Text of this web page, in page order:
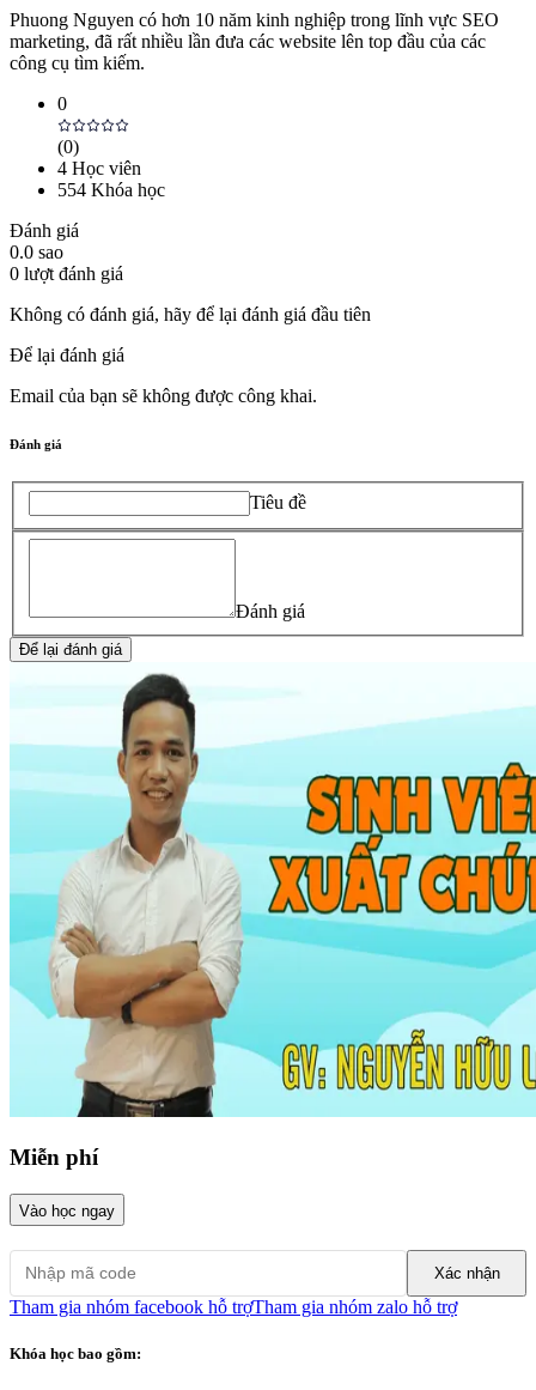
Phuong Nguyen có hơn 10 năm kinh nghiệp trong lĩnh vực SEO
marketing, đã rất nhiều lần đưa các website lên top đầu của các
công cụ tìm kiếm.
0
(0)
4 Học viên
554 Khóa học
Đánh giá
0.0 sao
0 lượt đánh giá
Không có đánh giá, hãy để lại đánh giá đầu tiên
Để lại đánh giá
Email của bạn sẽ không được công khai.
Đánh giá
Tiêu đề
Đánh giá
Để lại đánh giá
Miễn phí
Vào học ngay
Xác nhận
Tham gia nhóm facebook hỗ trợTham gia nhóm zalo hỗ trợ
Khóa học bao gồm: